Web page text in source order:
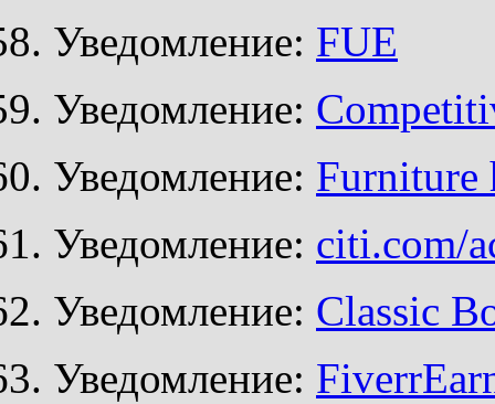
Уведомление: FUE
Уведомление:
Уведомление: Furniture
Уведомление: citi.com/
Уведомление: Classic
Уведомление: